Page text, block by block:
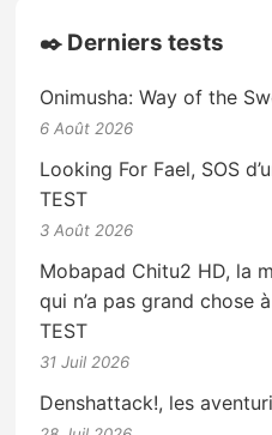
✒️ Derniers tests
Onimusha: Way of the
6 Août 2026
Looking For Fael, SOS
TEST
3 Août 2026
Mobapad Chitu2 HD, la
qui n’a pas grand chose
TEST
31 Juil 2026
Denshattack!, les